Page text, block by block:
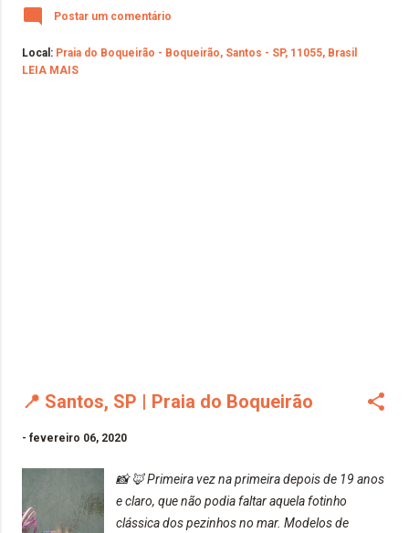
Postar um comentário
Local: Praia do Boqueirão - Boqueirão, Santos - SP, 11055, Brasil
LEIA MAIS
📍 Santos, SP | Praia do Boqueirão
- fevereiro 06, 2020
📸 🦊 Primeira vez na primeira depois de 19 anos
e claro, que não podia faltar aquela fotinho
clássica dos pezinhos no mar. Modelos de